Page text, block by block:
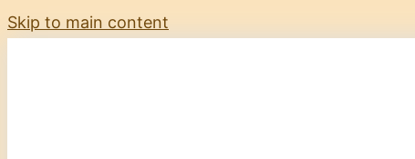
Skip to main content